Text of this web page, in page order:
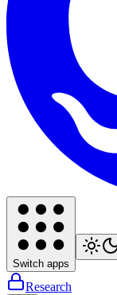
Switch apps
Research